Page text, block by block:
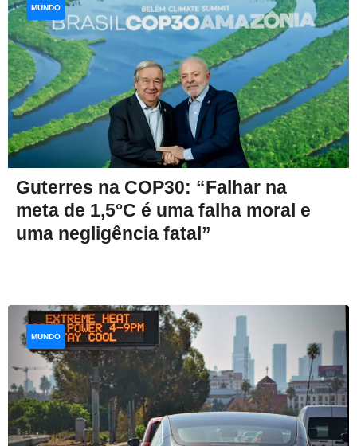
Guterres na COP30: “Falhar na
meta de 1,5°C é uma falha moral e
uma negligência fatal”
MUNDO
MUNDO